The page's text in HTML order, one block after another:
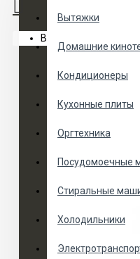
Вытяжки
Домашние
Кондиционеры
Кухонные плиты
Оргтехника
Посудомоечные
Стиральные
Холодильники
Ваша корзина пуста!